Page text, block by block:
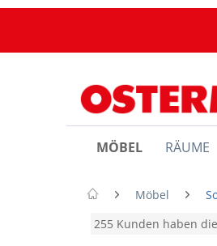
MÖBEL RÄUME
Möbel
255 Kunden haben